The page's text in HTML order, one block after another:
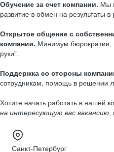
Обучение за счет компании. Мы
развитие в обмен на результаты в
Открытое общение с
компании. Минимум бюрократии,
руки”.
Поддержка со стороны
сотрудникам, помощь в решении
Хотите начать работать в нашей
на интересующую вас вакансию
Санкт-Петербург